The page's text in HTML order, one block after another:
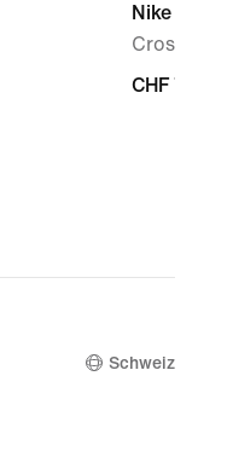
Nike ACG
CHF 70.00
CHF 70.00
Schweiz